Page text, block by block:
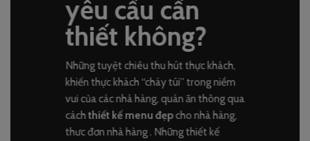
yêu cầu cần
thiết không?
Những tuyệt chiêu thu hút thực khách,
khiến thực khách “cháy túi” trong niềm
vui của các nhà hàng, quán ăn thông qua
cáchthiết kế menu đẹpcho nhà hàng,
thưc đơn nhà hàng . Những thiết kế